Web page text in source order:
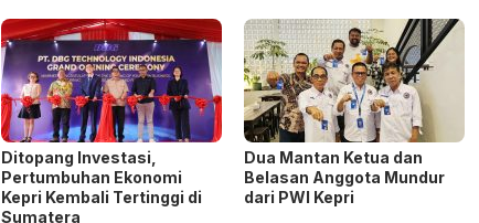
Ditopang Investasi,
Pertumbuhan Ekonomi
Kepri Kembali Tertinggi di
Sumatera
Dua Mantan Ketua dan
Belasan Anggota Mundur
dari PWI Kepri